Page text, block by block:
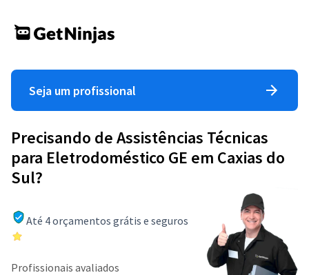
Seja um profissional
Precisando de Assistências Técnicas
para Eletrodoméstico GE em Caxias do
Sul?
Até 4 orçamentos grátis e seguros
Profissionais avaliados